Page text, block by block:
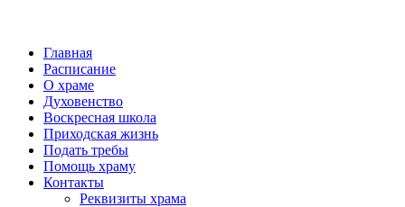
Главная
Расписание
О храме
Духовенство
Воскресная школа
Приходская жизнь
Подать требы
Помощь храму
Контакты
Реквизиты храма